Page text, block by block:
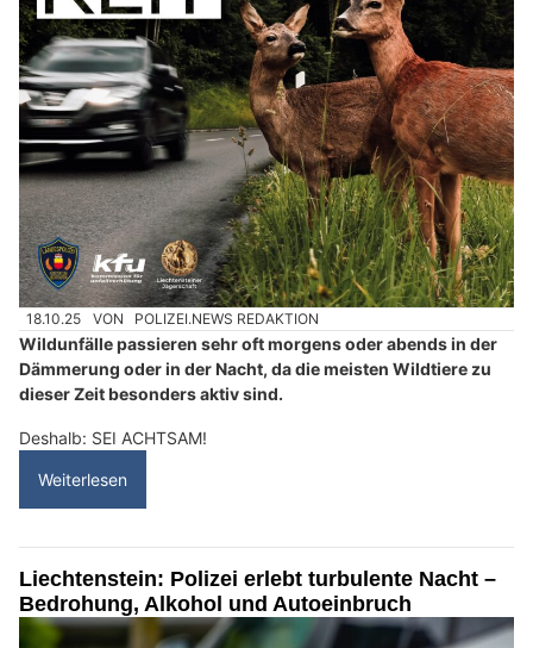
18.10.25 VON POLIZEI.NEWS REDAKTION
Wildunfälle passieren sehr oft morgens oder abends in der
Dämmerung oder in der Nacht, da die meisten Wildtiere zu
dieser Zeit besonders aktiv sind.
Deshalb: SEI ACHTSAM!
Weiterlesen
Liechtenstein: Polizei erlebt turbulente Nacht –
Bedrohung, Alkohol und Autoeinbruch